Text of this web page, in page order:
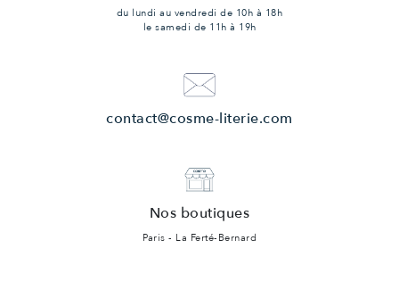
du lundi au vendredide 10h à 18h
le samedi de 11h à 19h
contact@cosme-literie.com
Nos boutiques
Paris - La Ferté-Bernard